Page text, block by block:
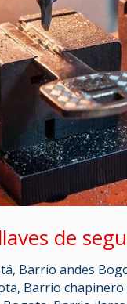
m
i
r
de
, Barrio andes
, Barrio